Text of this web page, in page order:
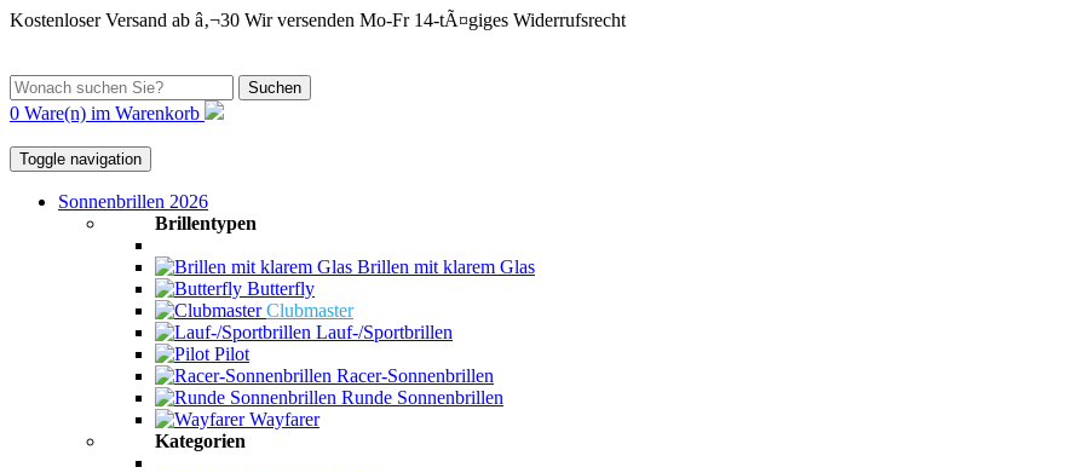
Kostenloser Versand ab â‚¬30 Wir versenden Mo-Fr 14-tÃ¤giges Widerrufsrecht
Suchen
0 Ware(n) im Warenkorb
Toggle navigation
Sonnenbrillen 2026
Brillentypen
Brillen mit klarem Glas
Butterfly
Clubmaster
Lauf-/Sportbrillen
Pilot
Racer-Sonnenbrillen
Runde Sonnenbrillen
Wayfarer
Kategorien